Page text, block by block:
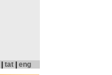
tat eng